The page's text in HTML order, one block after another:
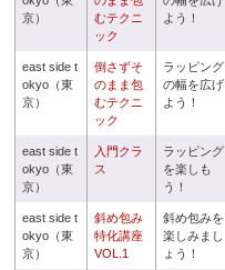
京）
むテクニ
ック
よう！
east side t
okyo（東
京）
倒さずそ
のまま包
むテクニ
ック
ラッピング
の幅を広げ
よう！
east side t
okyo（東
京）
入門クラ
ス
ラッピング
を楽しも
う！
east side t
okyo（東
京）
斜め包み
特化講座
VOL.1
斜め包みを
楽しみまし
ょう！